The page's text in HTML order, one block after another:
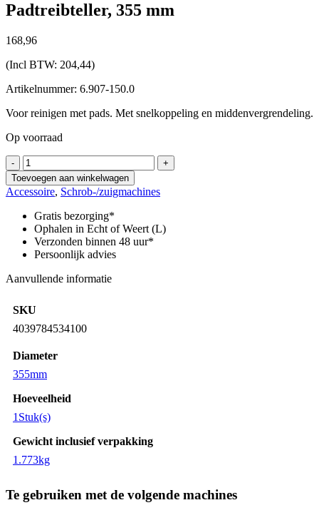
Padtreibteller, 355 mm
168,96
(Incl BTW: 204,44)
Artikelnummer: 6.907-150.0
Voor reinigen met pads. Met snelkoppeling en middenvergrendeling.
Op voorraad
-
Padtreibteller,
355
mm
aantal
+
Toevoegen aan winkelwagen
Accessoire, Schrob-/zuigmachines
Gratis bezorging*
Ophalen in Echt of Weert (L)
Verzonden binnen 48 uur*
Persoonlijk advies
Aanvullende informatie
SKU
4039784534100
Diameter
355mm
Hoeveelheid
1Stuk(s)
Gewicht inclusief verpakking
1.773kg
Te gebruiken met de volgende machines